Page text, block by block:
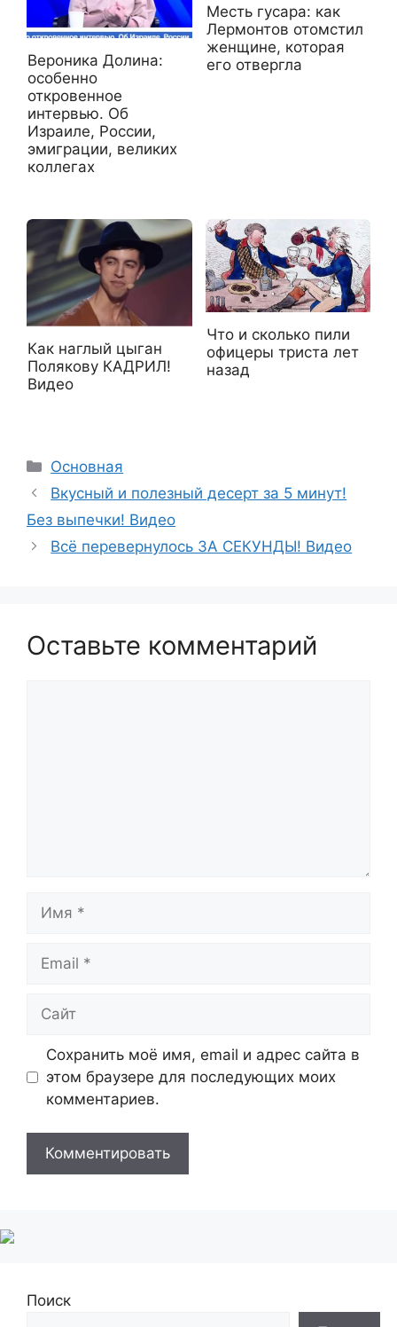
Вероника Долина:
особенно
откровенное
интервью. Об
Израиле, России,
эмиграции, великих
коллегах
Месть гусара: как
Лермонтов отомстил
женщине, которая
его отвергла
Как наглый цыган
Полякову КАДРИЛ!
Видео
Что и сколько пили
офицеры триста лет
назад
Рубрики
Основная
Вкусный и полезный десерт за 5 минут!
Без выпечки! Видео
Всё перевернулось ЗА СЕКУНДЫ! Видео
Оставьте комментарий
Сохранить моё имя, email и адрес сайта в
этом браузере для последующих моих
комментариев.
Поиск